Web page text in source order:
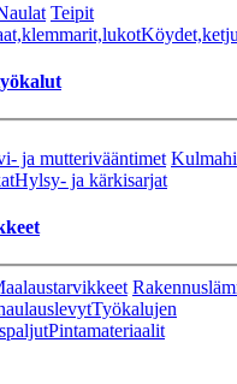
Teipit
ja mutterivääntimet
Hylsy- ja kärkisarjat
Työkalujen
Pintamateriaalit